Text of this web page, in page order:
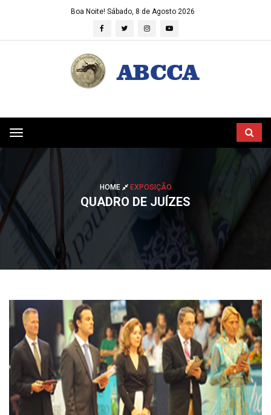
Boa Noite! Sábado, 8 de Agosto 2026
Toggle
navigation
HOME EXPOSIÇÃO
QUADRO DE JUÍZES